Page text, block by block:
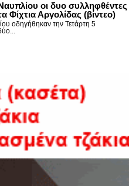
οι δυο συλληφθέντες
Φίχτια Αργολίδας (βίντεο)
οδηγήθηκαν την Τετάρτη 5